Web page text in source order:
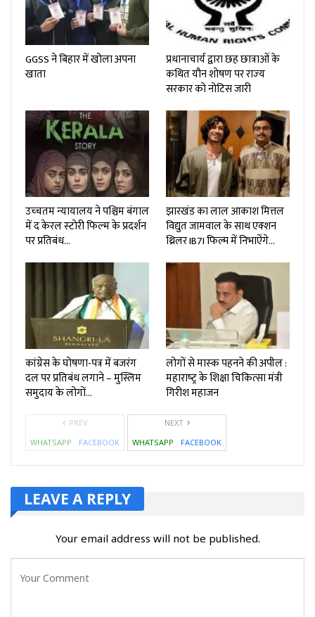
GGSS ने बिहार में खोला अपना
खाता
प्रधानाचार्य द्वारा छह छात्राओं के
कथित यौन शोषण पर राज्‍य
सरकार को नोटिस जारी
उच्‍चतम न्‍यायालय ने पश्चिम बंगाल
में द केरल स्‍टोरी फिल्‍म के प्रदर्शन
पर प्रतिबंध…
झारखंड का लाल आकाश मित्तल
विद्युत जामवाल के साथ एक्शन
थ्रिलर IB7I फिल्म में निभाऐंगे…
कांग्रेस के घोषणा-पत्र में बजरंग
दल पर प्रतिबंध लगाने – मुस्लिम
समुदाय के लोगों…
लोगों से मास्‍क पहनने की अपील :
महाराष्‍ट्र के शिक्षा चिकित्‍सा मंत्री
गिरीश महाजन
PREV
WHATSAPP
FACEBOOK
NEXT
WHATSAPP
FACEBOOK
LEAVE A REPLY
Your email address will not be published.